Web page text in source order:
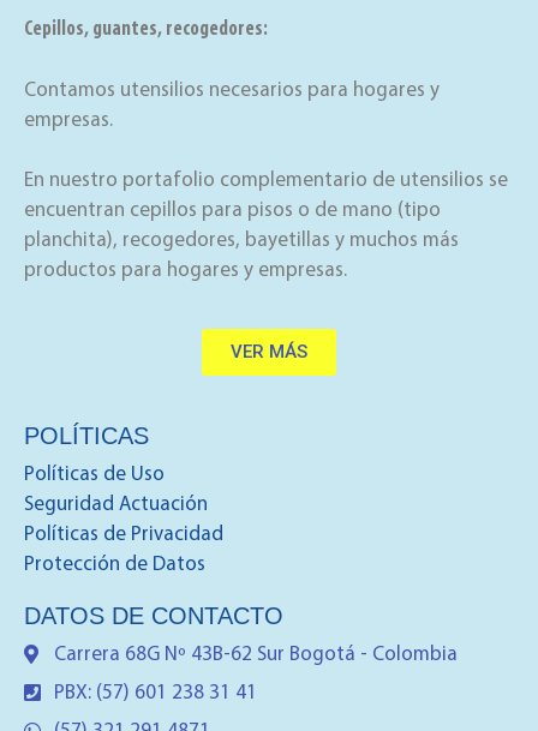
Cepillos, guantes, recogedores:
Contamos utensilios necesarios para hogares y
empresas.
En nuestro portafolio complementario de utensilios se
encuentran cepillos para pisos o de mano (tipo
planchita), recogedores, bayetillas y muchos más
productos para hogares y empresas.
VER MÁS
POLÍTICAS
Políticas de Uso
Seguridad Actuación
Políticas de Privacidad
Protección de Datos
DATOS DE CONTACTO
Carrera 68G Nº 43B-62 Sur Bogotá - Colombia
PBX: (57) 601 238 31 41